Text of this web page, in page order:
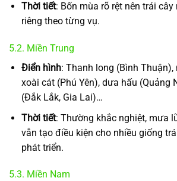
Thời tiết: Bốn mùa rõ rệt nên trái
riêng theo từng vụ.
5.2. Miền Trung
Điển hình: Thanh long (Bình Thuận),
xoài cát (Phú Yên), dưa hấu (Quảng
(Đắk Lắk, Gia Lai)…
Thời tiết: Thường khắc nghiệt, mưa
vẫn tạo điều kiện cho nhiều giống
phát triển.
5.3. Miền Nam